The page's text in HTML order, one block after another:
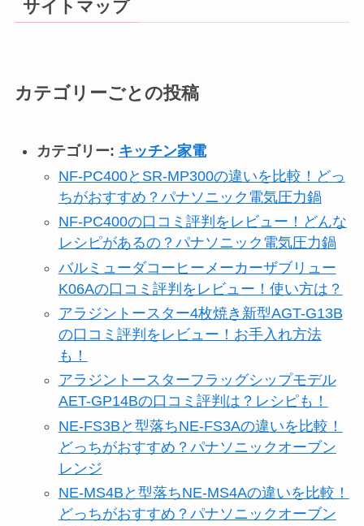
サイトマップ
カテゴリーごとの投稿
カテゴリー: キッチン家電
NF-PC400とSR-MP300の違いを比較！どっ
ちがおすすめ？パナソニック電気圧力鍋
NF-PC400の口コミ評判をレビュー！どんな
レシピがあるの？パナソニック電気圧力鍋
バルミューダコーヒーメーカーザブリュー
K06Aの口コミ評判をレビュー！使い方は？
アラジントースター4枚焼き新型AGT-G13B
の口コミ評判をレビュー！お手入れ方法
も！
アラジントースターフラッグシップモデル
AET-GP14Bの口コミ評判は？レシピも！
NE-FS3Bと型落ちNE-FS3Aの違いを比較！
どっちがおすすめ？パナソニックオーブン
レンジ
NE-MS4Bと型落ちNE-MS4Aの違いを比較！
どっちがおすすめ？パナソニックオーブン